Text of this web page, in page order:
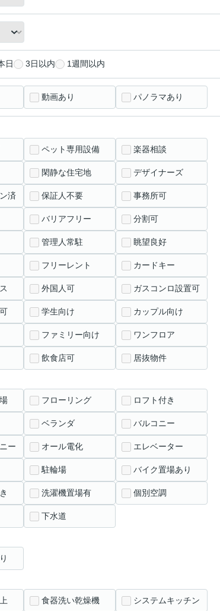
日 3日以内 1週間以内
動画あり パノラマあり
ペット専用設備 楽器相談
閑静な住宅地 デザイナーズ
済 保証人不要 事務所可
バリアフリー 分割可
管理人常駐 眺望良好
フリーレント カードキー
外国人可 ガスコンロ設置可
学生向け カップル向け
ファミリー向け ワンフロア
飲食店可 居抜物件
フローリング ロフト付き
ベランダ バルコニー
ー オール電化 エレベーター
駐輪場 バイク置場あり
洗濯機置場有 個別空調
下水道
食器洗い乾燥機 システムキッチン